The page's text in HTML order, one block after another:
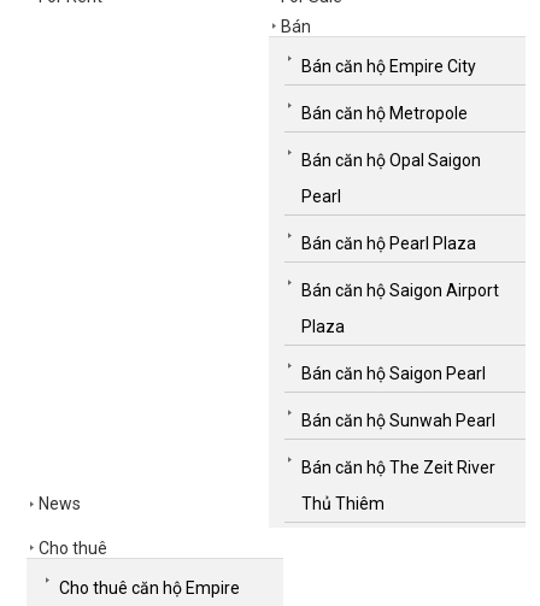
News
Bán
Bán căn hộ Empire City
Bán căn hộ Metropole
Bán căn hộ Opal Saigon
Pearl
Bán căn hộ Pearl Plaza
Bán căn hộ Saigon Airport
Plaza
Bán căn hộ Saigon Pearl
Bán căn hộ Sunwah Pearl
Bán căn hộ The Zeit River
Thủ Thiêm
Cho thuê
Cho thuê căn hộ Empire